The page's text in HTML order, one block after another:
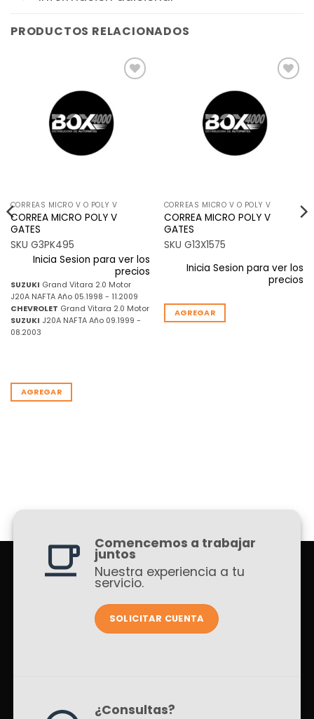
PRODUCTOS RELACIONADOS
deseos
CORREAS MICRO V O POLY V
CORREA MICRO POLY V
GATES
SKU G3PK495
Inicia Sesion para ver los
precios
SUZUKI Grand Vitara 2.0 Motor
J20A NAFTA Año 05.1998 - 11.2009
CHEVROLET Grand Vitara 2.0 Motor
SUZUKI J20A NAFTA Año 09.1999 -
08.2003
AGREGAR
deseos
CORREAS MICRO V O POLY V
CORREA MICRO POLY V
GATES
SKU G13X1575
Inicia Sesion para ver los
precios
AGREGAR
Comencemos a trabajar
juntos
Nuestra experiencia a tu
servicio.
SOLICITAR CUENTA
¿Consultas?